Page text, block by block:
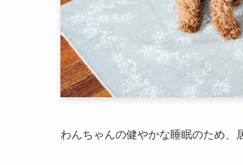
わんちゃんの健やかな睡眠のため、